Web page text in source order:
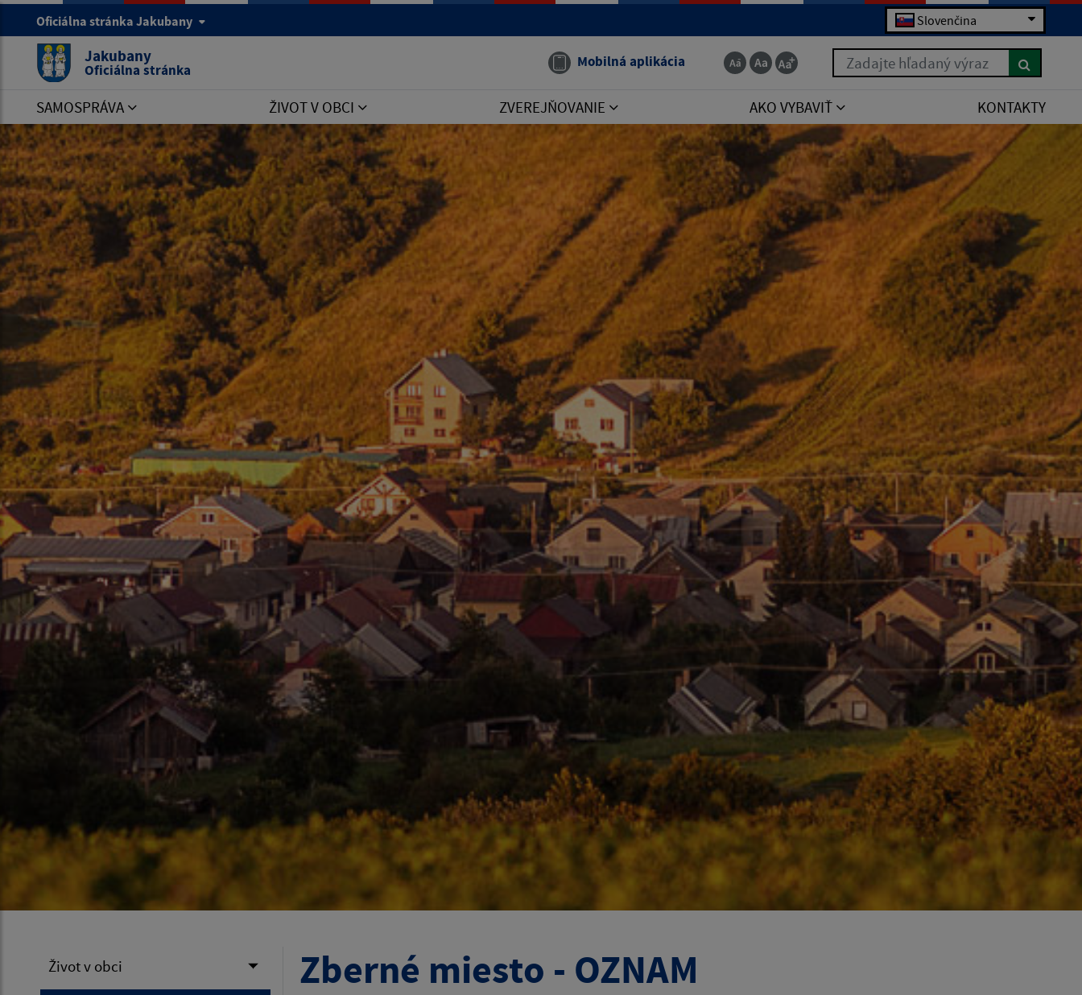
Oficiálna stránka Jakubany Slovenčina
Jakubany
Oficiálna stránka Mobilná aplikácia Zadajte hľadaný výraz
SAMOSPRÁVA ŽIVOT V OBCI ZVEREJŇOVANIE AKO VYBAVIŤ KONTAKTY
Život v obci Zberné miesto - OZNAM